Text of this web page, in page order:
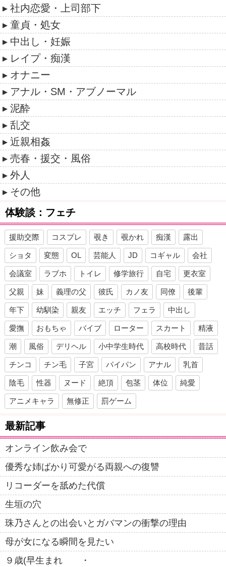
社内恋愛・上司部下
童貞・処女
中出し・妊娠
レイプ・痴漢
オナニー
アナル・SM・アブノーマル
泥酔
乱交
近親相姦
売春・援交・風俗
外人
その他
体験談：フェチ
援助交際 コスプレ 覗き 覗かれ 痴漢 露出
ショタ 変態 OL 芸能人 JD コギャル 会社
会議室 ラブホ トイレ 修学旅行 自宅 更衣室
父親 妹 義理の父 彼氏 カノ友 同僚 後輩
年下 幼馴染 親友 エッチ フェラ 中出し
愛撫 おもちゃ バイブ ローター スカート 精液
潮 風俗 デリヘル 小中学生時代 高校時代 昔話
チンコ チン毛 子宮 パイパン アナル 乳首
陰毛 性器 ヌード 絶頂 包茎 体位 純愛
アニメキャラ 無修正 罰ゲーム
最新記事
オンライン飲み会で
優秀な姉ばかり可愛がる両親への復讐
リコーダーを舐めた代償
生垣の穴
珠乃さんとの出会いとガバマンの衝撃の理由
母が女になる瞬間を見たい
９歳(早生まれ ・